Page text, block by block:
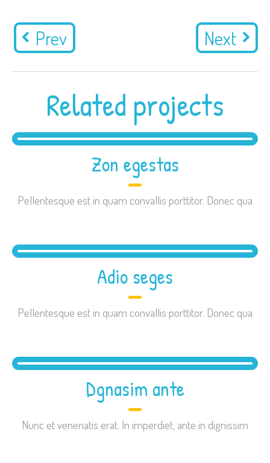
Prev Next
Related projects
Zon egestas
Pellentesque est in quam convallis porttitor. Donec qua
Adio seges
Pellentesque est in quam convallis porttitor. Donec qua
Dgnasim ante
Nunc et venenatis erat. In imperdiet, ante in dignissim